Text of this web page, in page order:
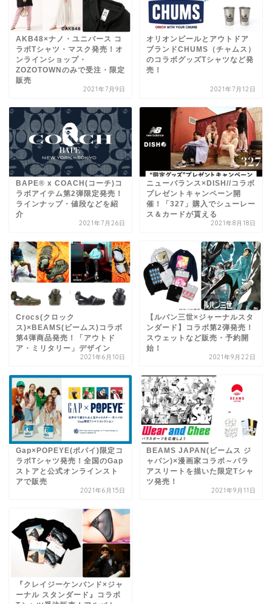
AKB48×ナノ・ユニバース コ
ラボTシャツ・マスク発売！オ
ンラインショップ・
ZOZOTOWNのみで受注・限定
販売
2021年7月9日
オリオンビールとアウトドア
ブランドCHUMS（チャムス）
のコラボグッズTシャツなど発
売！
2021年7月12日
BAPE® x COACH(コーチ)コ
ラボアイテム第2弾限定発売！
ラインナップ・値段などを紹
介
2021年7月26日
ニューバランス×DISH//コラボ
プレゼントキャンペーン開
催！「327」購入でシューレー
ス＆カードが貰える
2021年8月18日
Crocs(クロック
ス)×BEAMS(ビームス)コラボ
第4弾商品発売！「アウトド
ア・ミリタリー」デザイン
2021年6月10日
【ルパン三世×ジャーナルスタ
ンダード】コラボ第2弾発売！
スウェットなど販売・予約開
始！
2021年9月22日
Gap×POPEYE(ポパイ)限定コ
ラボTシャツ発売！全国のGap
ストアと公式オンラインスト
アで販売
2021年6月15日
BEAMS JAPAN(ビームス ジ
ャパン)×漫画家コラボ～パラ
アスリートを描いた限定Tシャ
ツ発売！
2021年9月11日
『クレイジーケンバンド×ジャ
ーナル スタンダード』コラボ